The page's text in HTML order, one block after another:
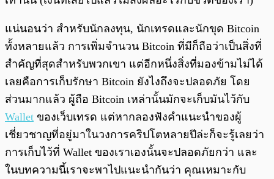
แน่นอนว่า สำหรับนักลงทุน, นักเทรดและนักขุด Bitcoin
ทั้งหลายแล้ว การเพิ่มจำนวน Bitcoin ที่มีก็ถือว่าเป็นสิ่งที่
สำคัญที่สุดสำหรับพวกเขา แต่อีกหนึ่งสิ่งที่มองข้ามไม่ได้
เลยคือการเก็บรักษา Bitcoin ยังไงถึงจะปลอดภัย โดย
ส่วนมากแล้ว ผู้ถือ Bitcoin เหล่านั้นมักจะเก็บมันไว้กับ
Wallet ของเว็บเทรด แต่หากลองฟังคำแนะนำของผู้
เชี่ยวชาญที่อยู่มาในวงการคริปโตหลายปีล่ะก็จะรู้เลยว่า
การเก็บไว้ที่ Wallet ของเราเองนั้นจะปลอดภัยกว่า และ
ในบทความนี้เราจะพาไปแนะนำกันว่า คุณเหมาะกับ